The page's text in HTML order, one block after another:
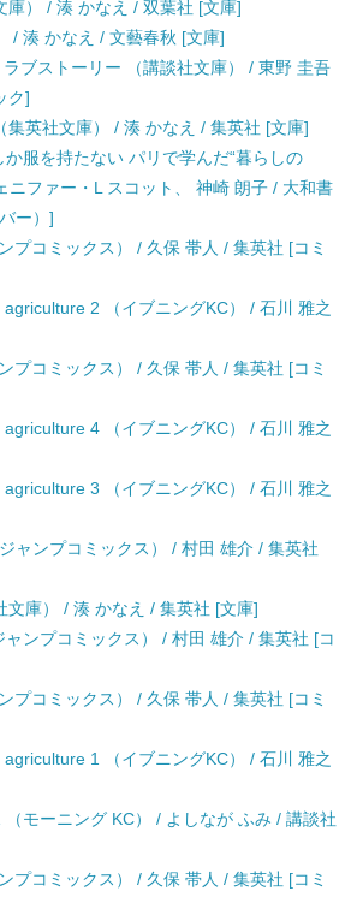
庫） / 湊 かなえ / 双葉社 [文庫]
/ 湊 かなえ / 文藝春秋 [文庫]
ブストーリー （講談社文庫） / 東野 圭吾
ク]
集英社文庫） / 湊 かなえ / 集英社 [文庫]
服を持たない パリで学んだ“暮らしの
ニファー・L スコット、 神崎 朗子 / 大和書
ー）]
プコミックス） / 久保 帯人 / 集英社 [コミ
2 （イブニングKC） / 石川 雅之
プコミックス） / 久保 帯人 / 集英社 [コミ
4 （イブニングKC） / 石川 雅之
3 （イブニングKC） / 石川 雅之
ャンプコミックス） / 村田 雄介 / 集英社
文庫） / 湊 かなえ / 集英社 [文庫]
ンプコミックス） / 村田 雄介 / 集英社 [コ
プコミックス） / 久保 帯人 / 集英社 [コミ
1 （イブニングKC） / 石川 雅之
モーニング KC） / よしなが ふみ / 講談社
プコミックス） / 久保 帯人 / 集英社 [コミ